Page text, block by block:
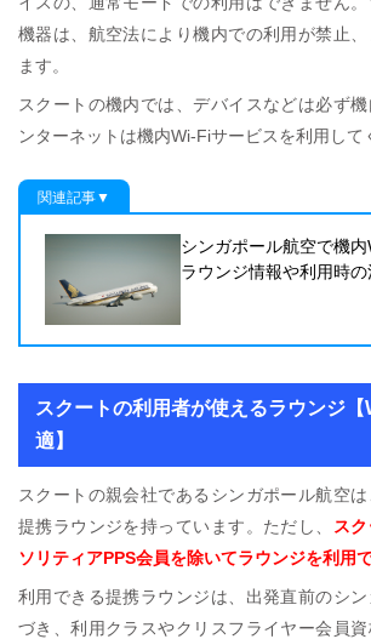
機器は、航空法により機内での利用が禁止
ます。
スクートの機内では、デバイスなどは必ず
ンターネットは機内Wi-Fiサービスを利用して
関連記事▼
シンガポール航空で機
ラウンジ情報や利用時
スクートの利用者が使えるラウンジ
適】
スクートの親会社であるシンガポール航空
提携ラウンジを持っています。ただし、
ス
ソリティアPPS会員を除いてラウンジを利用で
利用できる提携ラウンジは、出発直前のシ
づき、利用クラスやクリスフライヤー会員